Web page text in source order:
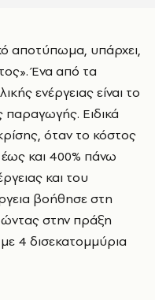
Ένα από τα
ενέργειας είναι το
παραγωγής. Ειδικά
όταν το κόστος
και 400% πάνω
και του
βοήθησε στη
στην πράξη
4 δισεκατομμύρια